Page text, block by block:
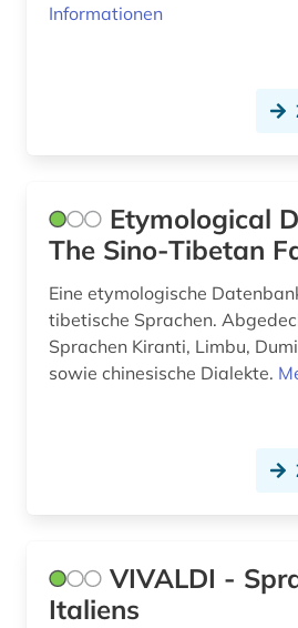
belgien (2)
belletristik (3)
belutschisch (1)
bericht (1)
Informationen
Etymological
The Sino-Tibetan
Eine etymologische
tibetische Sprachen.
Sprachen Kiranti, Limbu,
sowie chinesische Dialekte.
VIVALDI -
Italiens